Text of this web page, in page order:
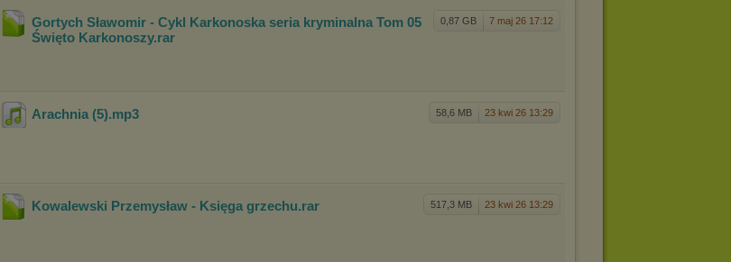
0,87 GB 7 maj 26 17:12
Gortych Sławomir - Cykl Karkonoska seria kryminalna Tom 05
Święto Karkonoszy.rar
58,6 MB 23 kwi 26 13:29
Arachnia (5).mp3
517,3 MB 23 kwi 26 13:29
Kowalewski Przemysław - Księga grzechu.rar